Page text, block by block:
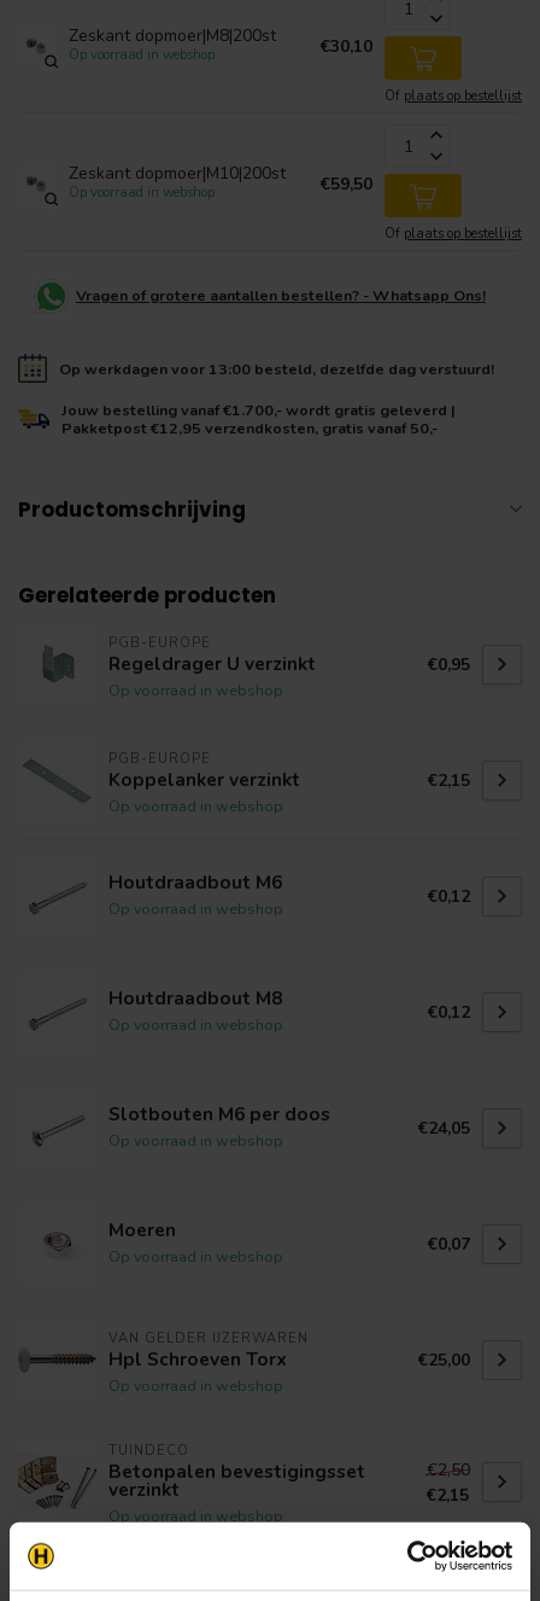
Zeskant dopmoer|M8|200st
Op voorraad in webshop €30,10
Of plaats op bestellijst
Zeskant dopmoer|M10|200st
Op voorraad in webshop €59,50
Of plaats op bestellijst
Vragen of grotere aantallen bestellen? - Whatsapp Ons!
Op werkdagen voor 13:00 besteld, dezelfde dag verstuurd!
Jouw bestelling vanaf €1.700,- wordt gratis geleverd |
Pakketpost €12,95 verzendkosten, gratis vanaf 50,-
Productomschrijving
Gerelateerde producten
PGB-EUROPE
Regeldrager U verzinkt
Op voorraad in webshop
€0,95
PGB-EUROPE
Koppelanker verzinkt
Op voorraad in webshop
€2,15
Houtdraadbout M6
Op voorraad in webshop
€0,12
Houtdraadbout M8
Op voorraad in webshop
€0,12
Slotbouten M6 per doos
Op voorraad in webshop
€24,05
Moeren
Op voorraad in webshop
€0,07
VAN GELDER IJZERWAREN
Hpl Schroeven Torx
Op voorraad in webshop
€25,00
TUINDECO
Betonpalen bevestigingsset
verzinkt
Op voorraad in webshop
€2,50
€2,15